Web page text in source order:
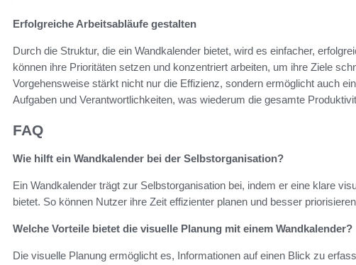
Erfolgreiche Arbeitsabläufe gestalten
Durch die Struktur, die ein Wandkalender bietet, wird es einfacher,
können ihre Prioritäten setzen und konzentriert arbeiten, um ihre Ziele
Vorgehensweise stärkt nicht nur die Effizienz, sondern ermöglicht auch
Aufgaben und Verantwortlichkeiten, was wiederum die gesamte
FAQ
Wie hilft ein Wandkalender bei der Selbstorganisation?
Ein Wandkalender trägt zur Selbstorganisation bei, indem er eine klare
bietet. So können Nutzer ihre Zeit effizienter planen und besser
Welche Vorteile bietet die visuelle Planung mit einem Wandkalender?
Die visuelle Planung ermöglicht es, Informationen auf einen Blick zu